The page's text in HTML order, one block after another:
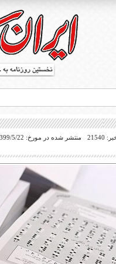
بریل در جهان
منتشر شده در مورخ: 1399/5/22